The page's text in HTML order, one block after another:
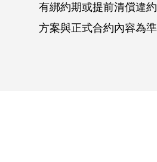
有綁約期或提前清償違
方案與正式合約內容為準